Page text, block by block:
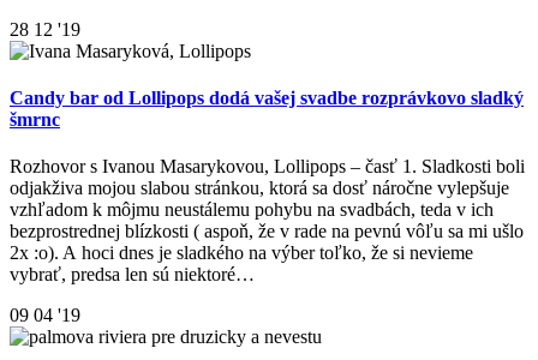
28 12 '19
Candy bar od Lollipops dodá vašej svadbe rozprávkovo sladký
šmrnc
Rozhovor s Ivanou Masarykovou, Lollipops – časť 1. Sladkosti boli
odjakživa mojou slabou stránkou, ktorá sa dosť náročne vylepšuje
vzhľadom k môjmu neustálemu pohybu na svadbách, teda v ich
bezprostrednej blízkosti ( aspoň, že v rade na pevnú vôľu sa mi ušlo
2x :o). A hoci dnes je sladkého na výber toľko, že si nevieme
vybrať, predsa len sú niektoré…
09 04 '19